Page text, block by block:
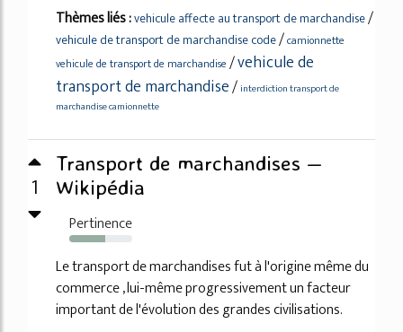
Thèmes liés :vehicule affecte au transport de marchandise/
vehicule de transport de marchandise code/camionnette
vehicule de transport de marchandise /vehicule de
transport de marchandise/interdiction transport de
marchandise camionnette
1
Transport de marchandises —
Wikipédia
Pertinence
57%
Le transport de marchandises fut à l'origine même du
commerce , lui-même progressivement un facteur
important de l'évolution des grandes civilisations.